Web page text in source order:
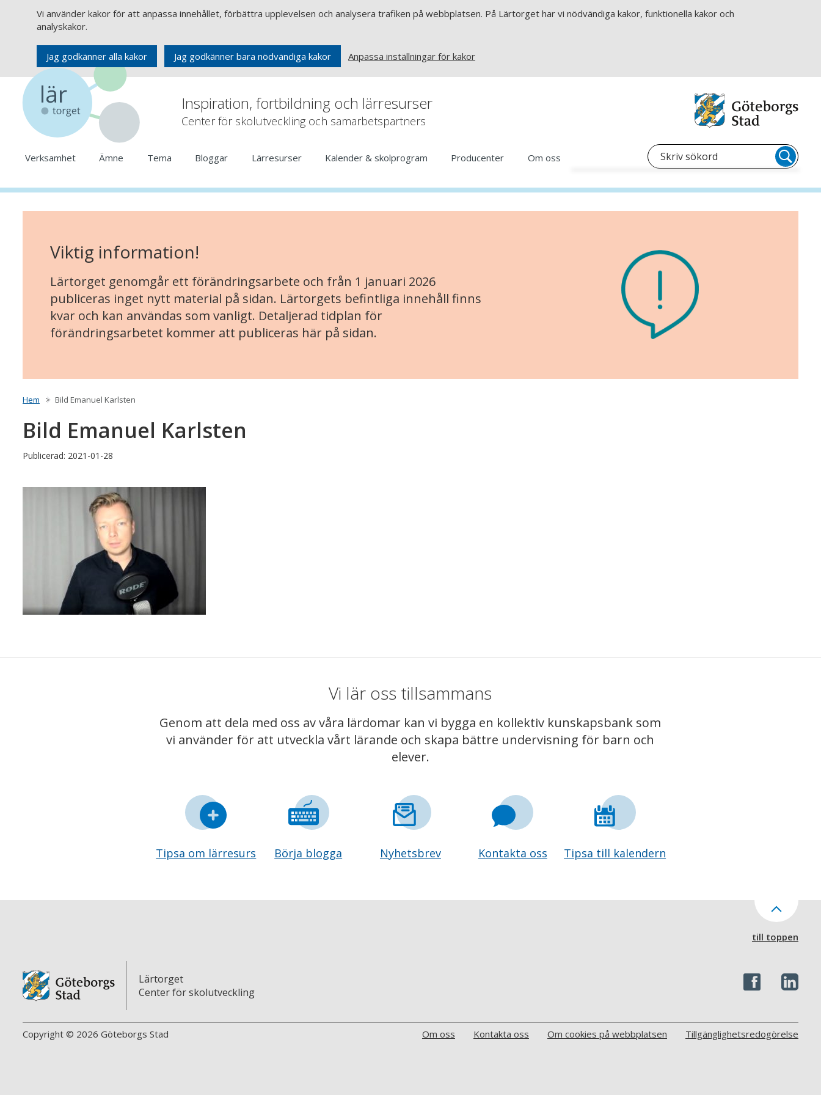
Vi använder kakor för att anpassa innehållet, förbättra upplevelsen och analysera trafiken på webbplatsen. På Lärtorget har vi nödvändiga kakor, funktionella kakor och
analyskakor.
Jag godkänner alla kakor Jag godkänner bara nödvändiga kakor Anpassa inställningar för kakor
Inspiration, fortbildning och lärresurser
Center för skolutveckling och samarbetspartners
Verksamhet Ämne Tema Bloggar Lärresurser Kalender & skolprogram Producenter Om oss
Viktig information!
Lärtorget genomgår ett förändringsarbete och från 1 januari 2026
publiceras inget nytt material på sidan. Lärtorgets befintliga innehåll finns
kvar och kan användas som vanligt. Detaljerad tidplan för
förändringsarbetet kommer att publiceras här på sidan.
Hem Bild Emanuel Karlsten
Bild Emanuel Karlsten
Publicerad: 2021-01-28
Vi lär oss tillsammans
Genom att dela med oss av våra lärdomar kan vi bygga en kollektiv kunskapsbank som
vi använder för att utveckla vårt lärande och skapa bättre undervisning för barn och
elever.
Tipsa om lärresurs Börja blogga Nyhetsbrev Kontakta oss Tipsa till kalendern
till toppen
Lärtorget
Center för skolutveckling
Copyright © 2026 Göteborgs Stad Om oss Kontakta oss Om cookies på webbplatsen Tillgänglighetsredogörelse